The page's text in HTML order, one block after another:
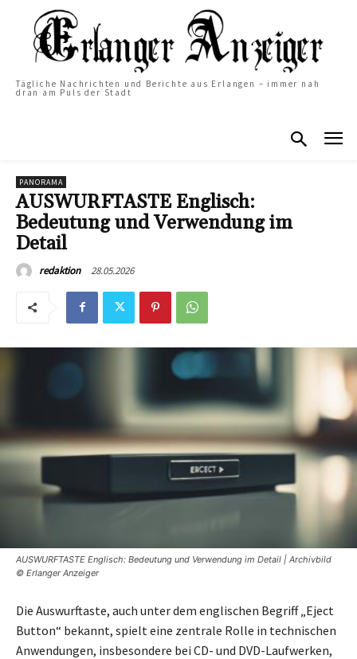
Tägliche Nachrichten und Berichte aus Erlangen – immer nah
dran am Puls der Stadt
PANORAMA
AUSWURFTASTE Englisch:
Bedeutung und Verwendung im
Detail
redaktion 28.05.2026
AUSWURFTASTE Englisch: Bedeutung und Verwendung im Detail | Archivbild
© Erlanger Anzeiger
Die Auswurftaste, auch unter dem englischen Begriff „Eject
Button“ bekannt, spielt eine zentrale Rolle in technischen
Anwendungen, insbesondere bei CD- und DVD-Laufwerken,